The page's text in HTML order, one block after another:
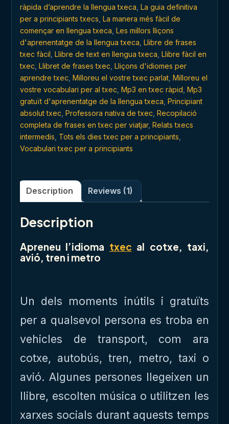
ràpida d’aprendre la llengua txeca La guia definitiva
per a principiants txecs La manera més fàcil de
començar en llengua txeca Les millors lliçons
d'aprenentatge de la llengua txeca Llibre de frases
txec fàcil Llibre de text en llengua txeca Llibre fàcil en
txec Llibret de frases txec Lliçons d'idiomes per
aprendre txec Milloreu el vostre txec parlat Milloreu el
vostre vocabulari per al txec Mp3 en txec ràpid Mp3
gratuït d'aprenentatge de la llengua txeca Principiant
absolut txec Professora nativa de txec Recopilació
completa de frases en txec per viatjar, Relats txecs
intermedis Tots els dies txec per a principiants
Vocabulari txec per a principiants
Description Reviews (1)
Description
Apreneu l’idioma txec al cotxe, taxi,
avió, tren i metro
Un dels moments inútils i gratuïts
per a qualsevol persona es troba en
vehicles de transport, com ara
cotxe, autobús, tren, metro, taxi o
avió. Algunes persones llegeixen un
llibre, escolten música o utilitzen les
xarxes socials durant aquests temps